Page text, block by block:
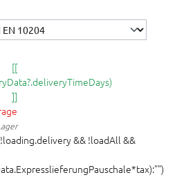
[[
]]
&& !loadAll &&